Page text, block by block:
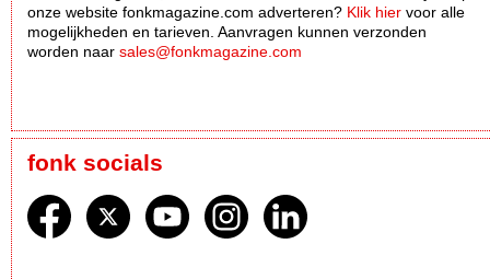
onze website fonkmagazine.com adverteren? Klik hier voor alle
mogelijkheden en tarieven. Aanvragen kunnen verzonden
worden naar sales@fonkmagazine.com
fonk socials